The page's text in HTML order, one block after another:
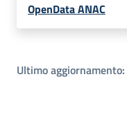
OpenData ANAC
Ultimo aggiornamento: